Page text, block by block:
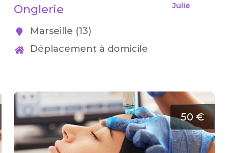
Julie
Onglerie
Marseille (13)
Déplacement à domicile
50 €